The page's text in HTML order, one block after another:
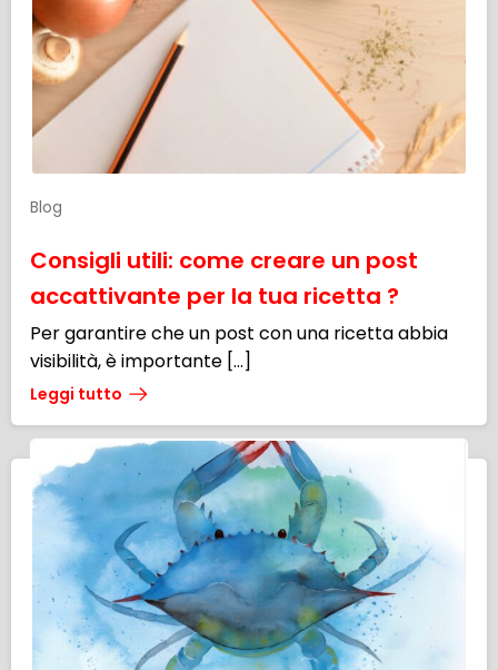
Blog
Consigli utili: come creare un post
accattivante per la tua ricetta ?
Per garantire che un post con una ricetta abbia
visibilità, è importante […]
Leggi tutto